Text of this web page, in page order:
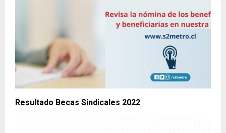
Resultado Becas Sindicales 2022